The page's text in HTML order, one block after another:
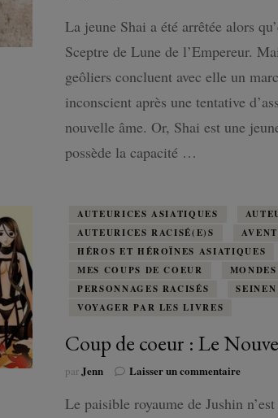
de
un
surprenant
livre
La jeune Shai a été arrêtée alors
Sceptre de Lune de l’Empereur.
geôliers concluent avec elle un
inconscient après une tentative
nouvelle âme. Or, Shai est une
possède la capacité …
AUTEURICES ASIATIQUES
AUTEURICES RACISÉ(E)S
HÉROS ET HÉROÏNES ASIATIQUES
MES COUPS DE COEUR
PERSONNAGES RACISÉS
SEINEN
VOYAGER PAR LES LIVRES
Coup de coeur : Le
parJenn Laisser un commentairesur
de
Le paisible royaume de Jushin